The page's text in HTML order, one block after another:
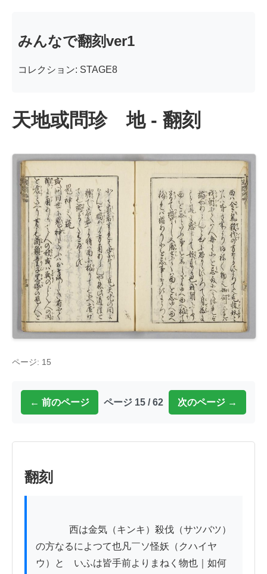
みんなで翻刻ver1
コレクション: STAGE8
天地或問珍 地 - 翻刻
ページ: 15
← 前のページ ページ 15 / 62 次のページ →
翻刻
の方なるによつて也凡￣ソ怪妖（クハイヤ
ウ）と　いふは皆手前よりまねく物也｜如何